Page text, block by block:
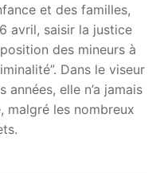
et des familles,
avril, saisir la justice
des mineurs à
Dans le viseur
elle n’a jamais
malgré les nombreux